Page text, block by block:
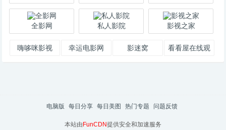
全影网 私人影院 影视之家
嗨哆咪影视 幸运电影网 影迷窝
看看屋在线观
电脑版 每日分享 每日美图 热门专题 问题反馈
本站由 FunCDN提供安全和加速服务